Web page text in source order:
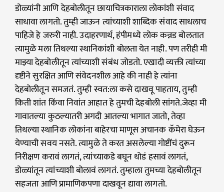
डोळ्यांनी आणि देहबोलीतून छायाचित्रकाराला लोकांशी संवाद
साधावा लागतो. तुम्ही जाऊन त्यांच्याशी शाब्दिक संवाद साधलाच
पाहिजे हे जरुरी नाही. उदाहरणार्थ, हंपीमध्ये लोक कन्नड बोलतात
त्यामुळे मला तिथल्या स्थानिकांशी बोलता येत नाही. पण तरीही मी
माझ्या देहबोलीतून त्यांच्याशी संबंध जोडतो. एखादी व्यक्ती त्यांच्या
दृष्टीने सुरक्षित आणि संवेदनशील आहे की नाही हे त्यांना
देहबोलीतून समजतं. तुम्ही स्वत:ला कसे दाखवू पाहताय, तुम्ही
किती शांत किंवा निवांत आहात हे तुमची देहबोली सांगते.जेव्हा मी
गावातल्या कुठल्यातरी अगदी आतल्या भागात जातो, तेव्हा
तिथल्या स्थानिक लोकांना बाहेरचा माणूस अचानक कॅमेरा घेऊन
येण्याची सवय नसते. त्यामुळे ते करत असलेल्या गोष्टींचं दुरून
निरीक्षण करावं लागतं, त्यांच्याकडे बघून थोडं हसावं लागतं,
डोळ्यांतून त्यांच्याशी बोलावं लागतं. तुम्हाला तुमच्या देहबोलीतून
सहजता आणि प्रामाणिकपणा दाखवून द्यावा लागतो.